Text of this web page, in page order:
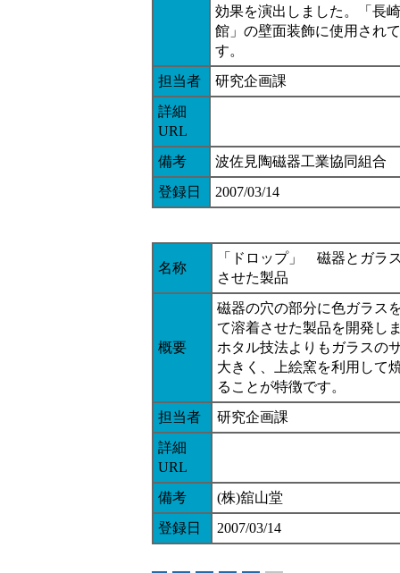
効果を演出しました。「長
館」の壁面装飾に使用され
す。
担当者
研究企画課
詳細
URL
備考
波佐見陶磁器工業協同組合
登録日
2007/03/14
名称
「ドロップ」 磁器とガラ
させた製品
概要
磁器の穴の部分に色ガラス
て溶着させた製品を開発し
ホタル技法よりもガラスの
大きく、上絵窯を利用して
ることが特徴です。
担当者
研究企画課
詳細
URL
備考
(株)舘山堂
登録日
2007/03/14